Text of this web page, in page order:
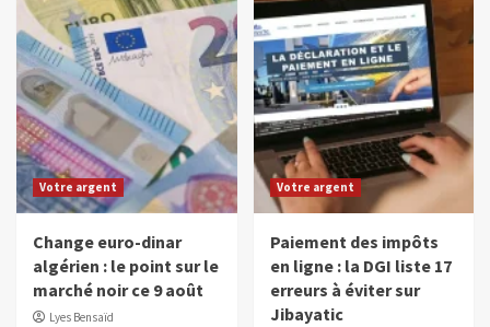
Votre argent
Change euro-dinar
algérien : le point sur le
marché noir ce 9 août
Lyes Bensaïd
Votre argent
Paiement des impôts
en ligne : la DGI liste 17
erreurs à éviter sur
Jibayatic